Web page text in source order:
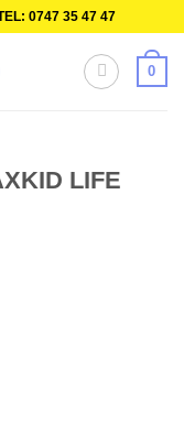
0747 35 47 47
0
LIFE